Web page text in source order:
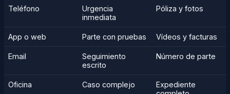
Teléfono
Urgencia
inmediata
Póliza y fotos
App o web Parte con pruebas Vídeos y facturas
Email
Seguimiento
escrito
Número de parte
Oficina Caso complejo
Expediente